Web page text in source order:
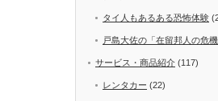
タイ人もあるある恐怖体験
戸島大佐の「在留邦人の危機
サービス・商品紹介 (117)
レンタカー (22)